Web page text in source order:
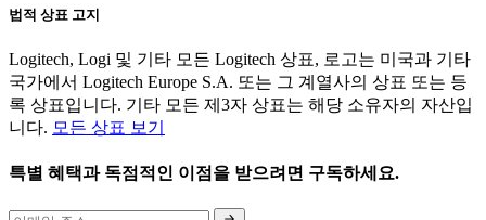
법적 상표 고지
Logitech, Logi 및 기타 모든 Logitech 상표, 로고는 미국과 기타
국가에서 Logitech Europe S.A. 또는 그 계열사의 상표 또는 등
록 상표입니다. 기타 모든 제3자 상표는 해당 소유자의 자산입
니다. 모든 상표 보기
특별 혜택과 독점적인 이점을 받으려면 구독하세요.